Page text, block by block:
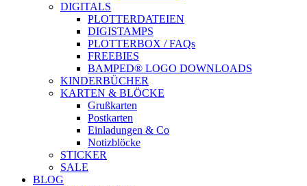
DIGITALS
PLOTTERDATEIEN
DIGISTAMPS
PLOTTERBOX / FAQs
FREEBIES
BAMPED® LOGO DOWNLOADS
KINDERBÜCHER
KARTEN & BLÖCKE
Grußkarten
Postkarten
Einladungen & Co
Notizblöcke
STICKER
SALE
BLOG